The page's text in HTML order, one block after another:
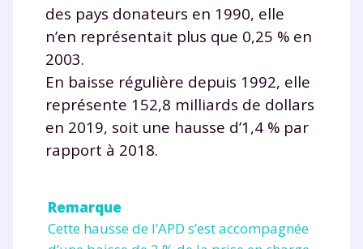
des pays donateurs en 1990, elle
n’en représentait plus que 0,25 % en
2003.
En baisse régulière depuis 1992, elle
représente 152,8 milliards de dollars
en 2019, soit une hausse d’1,4 % par
rapport à 2018.
Remarque
Cette hausse de l’APD s’est accompagnée